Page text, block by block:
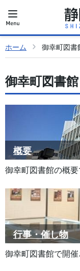
ホーム 御幸町図書
御幸町図書館
概要
御幸町図書館の概要
行事・催し物
御幸町図書館で開催